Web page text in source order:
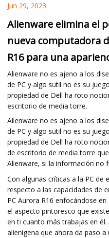
Jun 29, 2023
Alienware elimina el
nueva computadora
R16 para una
Alienware no es ajeno a los
de PC y algo sutil no es su
propiedad de Dell ha roto
escritorio de media torre.
Alienware no es ajeno a los
de PC y algo sutil no es su
propiedad de Dell ha roto
de escritorio de media torre
Alienware, si la información no
Con algunas críticas a la PC de
respecto a las capacidades de
PC Aurora R16 enfocándose
el aspecto pintoresco que
en ti cuanto más trabajas en
alienígena que ahora da paso a